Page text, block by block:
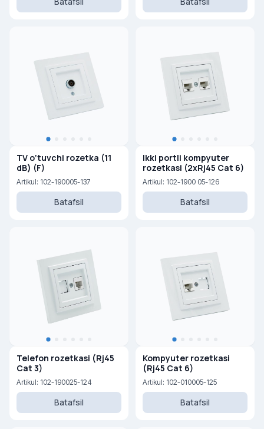
TV o‘tuvchi rozetka (11
dB) (F)
Artikul: 102-190005-137
Batafsil
Ikki portli kompyuter
rozetkasi (2xRj45 Cat 6)
Artikul: 102-1900 05-126
Batafsil
Telefon rozetkasi (Rj45
Cat 3)
Artikul: 102-190025-124
Batafsil
Kompyuter rozetkasi
(Rj45 Cat 6)
Artikul: 102-010005-125
Batafsil